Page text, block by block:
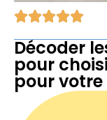
Décoder
pour
pour